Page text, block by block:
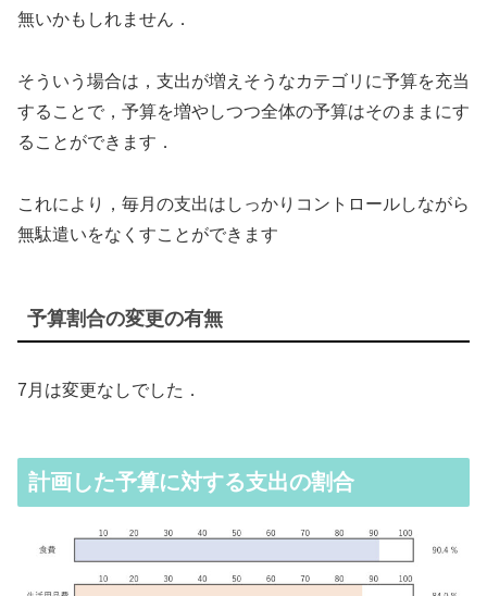
無いかもしれません．
そういう場合は，支出が増えそうなカテゴリに予算を充当
することで，予算を増やしつつ全体の予算はそのままにす
ることができます．
これにより，毎月の支出はしっかりコントロールしながら
無駄遣いをなくすことができます
予算割合の変更の有無
7月は変更なしでした．
計画した予算に対する支出の割合